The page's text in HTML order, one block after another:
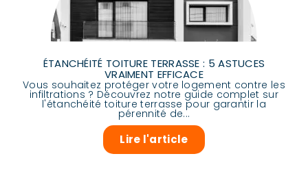
ÉTANCHÉITÉ TOITURE TERRASSE : 5 ASTUCES
VRAIMENT EFFICACE
Vous souhaitez protéger votre logement contre les
infiltrations ? Découvrez notre guide complet sur
l'étanchéité toiture terrasse pour garantir la
pérennité de...
Lire l'article